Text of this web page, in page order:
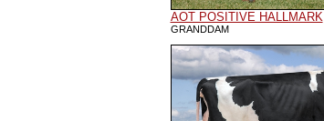
AOT POSITIVE HALLMARK
GRANDDAM